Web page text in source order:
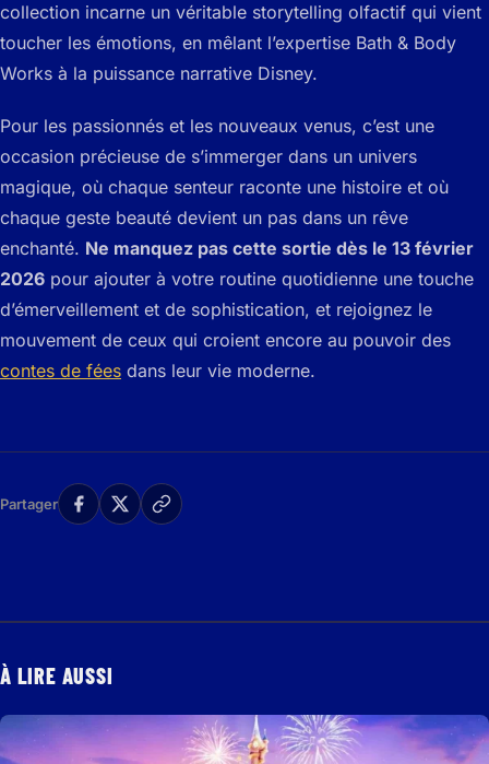
collection incarne un véritable storytelling olfactif qui vient
toucher les émotions, en mêlant l’expertise Bath & Body
Works à la puissance narrative Disney.
Pour les passionnés et les nouveaux venus, c’est une
occasion précieuse de s’immerger dans un univers
magique, où chaque senteur raconte une histoire et où
chaque geste beauté devient un pas dans un rêve
enchanté. Ne manquez pas cette sortie dès le 13 février
2026 pour ajouter à votre routine quotidienne une touche
d’émerveillement et de sophistication, et rejoignez le
mouvement de ceux qui croient encore au pouvoir des
contes de fées dans leur vie moderne.
Partager
À LIRE AUSSI